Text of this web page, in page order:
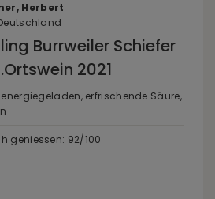
Herbert
Burrweiler Schiefer
2021
erfrischende Säure,
geniessen: 92/100